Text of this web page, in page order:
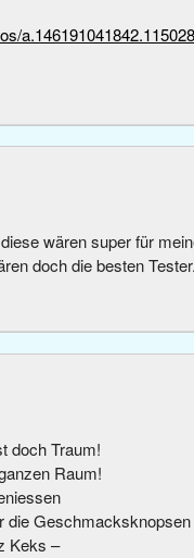
wären super für
doch die besten Tester.
doch Traum!
Raum!
die
Keks –